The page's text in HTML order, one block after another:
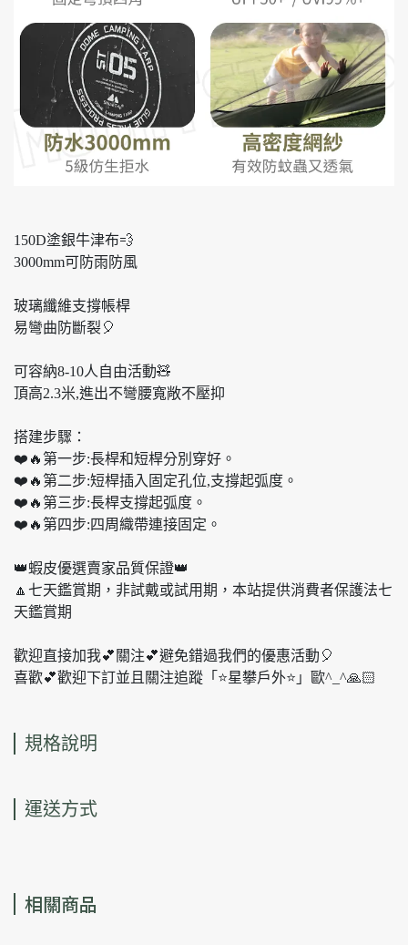
150D塗銀牛津布💨
3000mm可防雨防風
玻璃纖維支撐帳桿
易彎曲防斷裂🎈
可容納8-10人自由活動🧸
頂高2.3米,進出不彎腰寬敞不壓抑
搭建步驟：
❤️🔥第一步:長桿和短桿分別穿好。
❤️🔥第二步:短桿插入固定孔位,支撐起弧度。
❤️🔥第三步:長桿支撐起弧度。
❤️🔥第四步:四周織帶連接固定。
👑蝦皮優選賣家品質保證👑
🔼七天鑑賞期，非試戴或試用期，本站提供消費者保護法七
天鑑賞期
歡迎直接加我💕關注💕避免錯過我們的優惠活動🎈
喜歡💕歡迎下訂並且關注追蹤「⭐️星攀戶外⭐️」歐^_^🙏🏻
規格說明
運送方式
相關商品